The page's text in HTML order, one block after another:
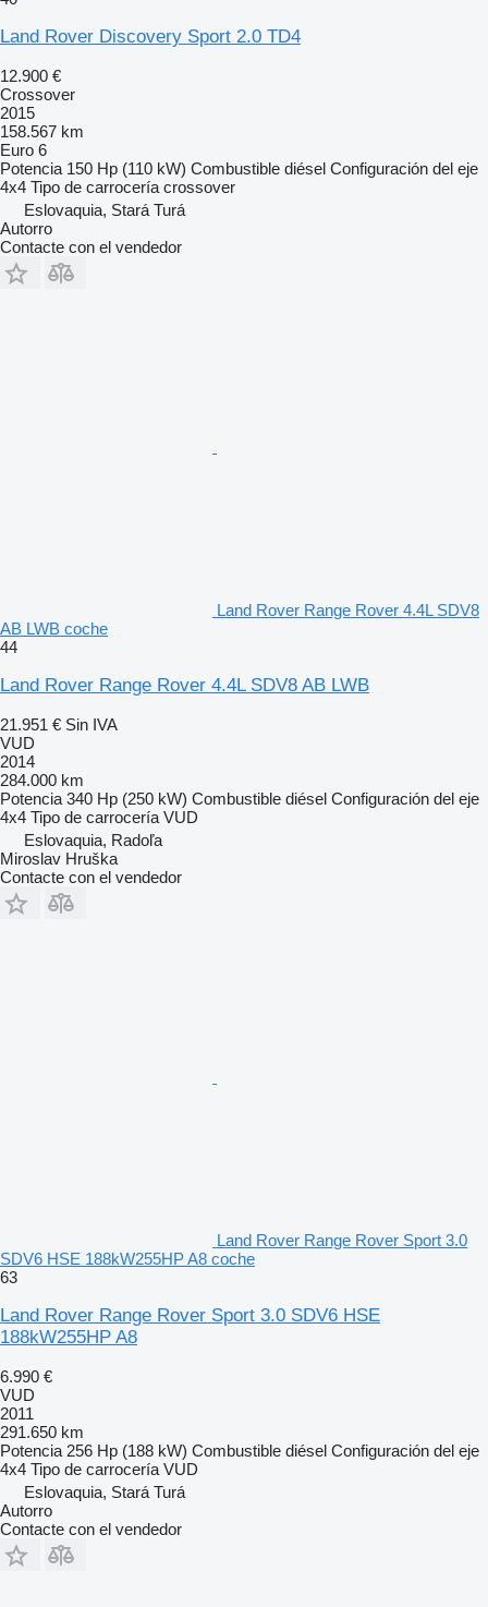
Land Rover Discovery Sport 2.0 TD4
12.900 €
Crossover
2015
158.567 km
Euro 6
Potencia 150 Hp (110 kW) Combustible diésel Configuración del eje
4x4 Tipo de carrocería crossover
Eslovaquia, Stará Turá
Autorro
Contacte con el vendedor
Land Rover Range Rover 4.4L SDV8
AB LWB coche
44
Land Rover Range Rover 4.4L SDV8 AB LWB
21.951 € Sin IVA
VUD
2014
284.000 km
Potencia 340 Hp (250 kW) Combustible diésel Configuración del eje
4x4 Tipo de carrocería VUD
Eslovaquia, Radoľa
Miroslav Hruška
Contacte con el vendedor
Land Rover Range Rover Sport 3.0
SDV6 HSE 188kW255HP A8 coche
63
Land Rover Range Rover Sport 3.0 SDV6 HSE
188kW255HP A8
6.990 €
VUD
2011
291.650 km
Potencia 256 Hp (188 kW) Combustible diésel Configuración del eje
4x4 Tipo de carrocería VUD
Eslovaquia, Stará Turá
Autorro
Contacte con el vendedor